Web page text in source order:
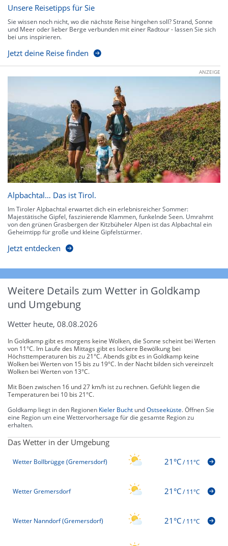
Unsere Reisetipps für Sie
Sie wissen noch nicht, wo die nächste Reise hingehen soll? Strand, Sonne
und Meer oder lieber Berge verbunden mit einer Radtour - lassen Sie sich
bei uns inspirieren.
Jetzt deine Reise finden
ANZEIGE
Alpbachtal… Das ist Tirol.
Im Tiroler Alpbachtal erwartet dich ein erlebnisreicher Sommer:
Majestätische Gipfel, faszinierende Klammen, funkelnde Seen. Umrahmt
von den grünen Grasbergen der Kitzbüheler Alpen ist das Alpbachtal ein
Geheimtipp für große und kleine Gipfelstürmer.
Jetzt entdecken
Weitere Details zum Wetter in Goldkamp
und Umgebung
Wetter heute, 08.08.2026
In Goldkamp gibt es morgens keine Wolken, die Sonne scheint bei Werten
von 11°C. Im Laufe des Mittags gibt es lockere Bewölkung bei
Höchsttemperaturen bis zu 21°C. Abends gibt es in Goldkamp keine
Wolken bei Werten von 15 bis zu 19°C. In der Nacht bilden sich vereinzelt
Wolken bei Werten von 13°C.
Mit Böen zwischen 16 und 27 km/h ist zu rechnen. Gefühlt liegen die
Temperaturen bei 10 bis 21°C.
Goldkamp liegt in den Regionen Kieler Bucht undOstseeküste. Öffnen Sie
eine Region um eine Wettervorhersage für die gesamte Region zu
erhalten.
Das Wetter in der Umgebung
Wetter Bollbrügge (Gremersdorf) 21°C/11°C
Wetter Gremersdorf 21°C/11°C
Wetter Nanndorf (Gremersdorf) 21°C/11°C